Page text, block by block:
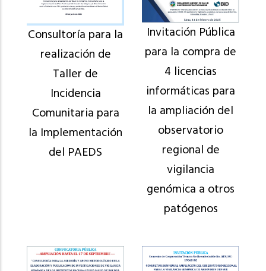
Consultoría para la
realización de
Taller de
Incidencia
Comunitaria para
la Implementación
del PAEDS
Invitación Pública
para la compra de
4 licencias
informáticas para
la ampliación del
observatorio
regional de
vigilancia
genómica a otros
patógenos